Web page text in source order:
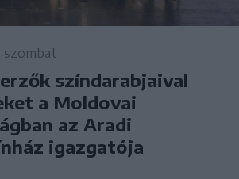
szombat
színdarabjaival
a Moldovai
az Aradi
igazgatója